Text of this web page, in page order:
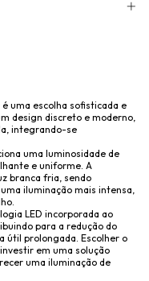
uma escolha sofisticada e
design discreto e moderno,
integrando-se
uma luminosidade de
e uniforme. A
branca fria, sendo
iluminação mais intensa,
LED incorporada ao
para a redução do
útil prolongada. Escolher o
em uma solução
uma iluminação de